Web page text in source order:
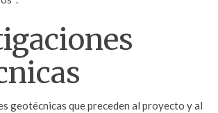
geotécnicas que preceden al proyecto y al